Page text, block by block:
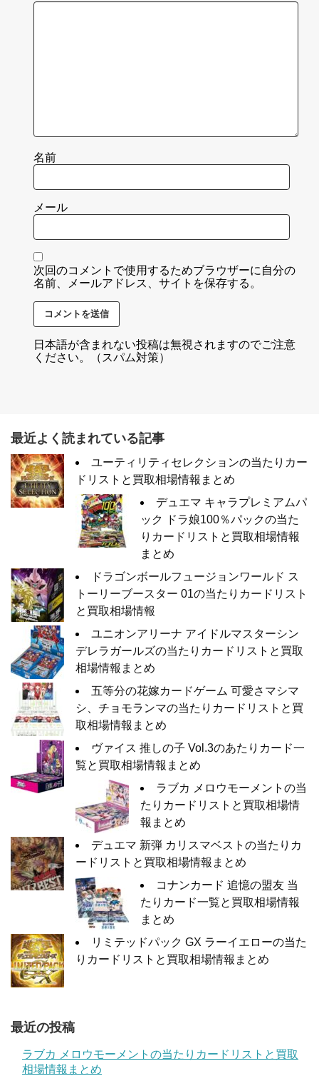
名前
メール
次回のコメントで使用するためブラウザーに自分の
名前、メールアドレス、サイトを保存する。
日本語が含まれない投稿は無視されますのでご注意
ください。（スパム対策）
最近よく読まれている記事
ユーティリティセレクションの当たりカー
ドリストと買取相場情報まとめ
デュエマ キャラプレミアムパ
ック ドラ娘100％パックの当た
りカードリストと買取相場情報
まとめ
ドラゴンボールフュージョンワールド ス
トーリーブースター 01の当たりカードリスト
と買取相場情報
ユニオンアリーナ アイドルマスターシン
デレラガールズの当たりカードリストと買取
相場情報まとめ
五等分の花嫁カードゲーム 可愛さマシマ
シ、チョモランマの当たりカードリストと買
取相場情報まとめ
ヴァイス 推しの子 Vol.3のあたりカード一
覧と買取相場情報まとめ
ラブカ メロウモーメントの当
たりカードリストと買取相場情
報まとめ
デュエマ 新弾 カリスマベストの当たりカ
ードリストと買取相場情報まとめ
コナンカード 追憶の盟友 当
たりカード一覧と買取相場情報
まとめ
リミテッドパック GX ラーイエローの当た
りカードリストと買取相場情報まとめ
最近の投稿
ラブカ メロウモーメントの当たりカードリストと買取
相場情報まとめ